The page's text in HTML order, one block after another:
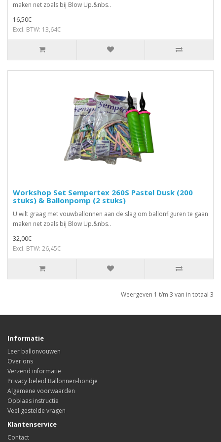
maken net zoals bij Blow Up.&nbs..
16,50€
Excl. BTW: 13,64€
Workshop Set Sempertex 260S Pastel Dusk (200
stuks) & Ballonpomp (2 stuks)
U wilt graag met vouwballonnen aan de slag om ballonfiguren te gaan
maken net zoals bij Blow Up.&nbs..
32,00€
Excl. BTW: 26,45€
Weergeven 1 t/m 3 van in totaal 3
Informatie
Leer ballonvouwen
Over ons
Verzend informatie
Privacy beleid Ballonnen-hondje
Algemene voorwaarden
Opblaas instructie
Veel gestelde vragen
Klantenservice
Contact